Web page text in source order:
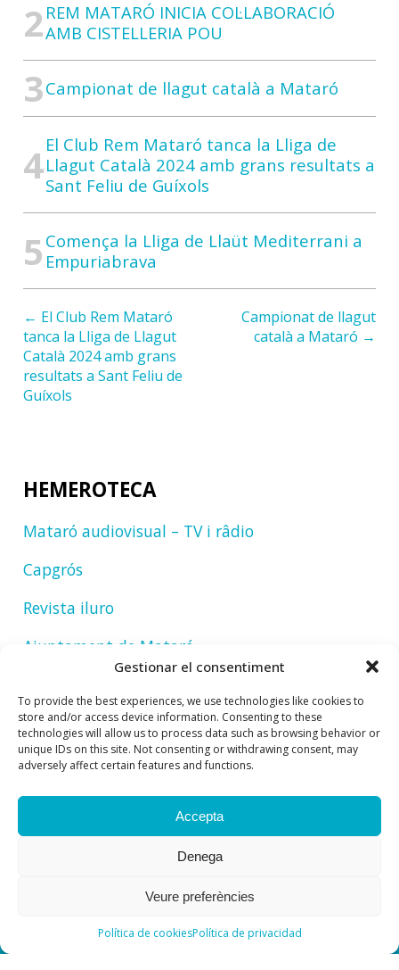
Gestionar el consentiment
To provide the best experiences, we use technologies like cookies to
store and/or access device information. Consenting to these
technologies will allow us to process data such as browsing behavior or
unique IDs on this site. Not consenting or withdrawing consent, may
adversely affect certain features and functions.
Accepta
Denega
Veure preferències
Política de cookiesPolítica de privacidad
REM MATARÓ INICIA COL·LABORACIÓ
AMB CISTELLERIA POU
Campionat de llagut català a Mataró
El Club Rem Mataró tanca la Lliga de
Llagut Català 2024 amb grans resultats a
Sant Feliu de Guíxols
Comença la Lliga de Llaüt Mediterrani a
Empuriabrava
← El Club Rem Mataró
tanca la Lliga de Llagut
Català 2024 amb grans
resultats a Sant Feliu de
Guíxols
Campionat de llagut
català a Mataró →
HEMEROTECA
Mataró audiovisual – TV i râdio
Capgrós
Revista iluro
Ajuntament de Mataró